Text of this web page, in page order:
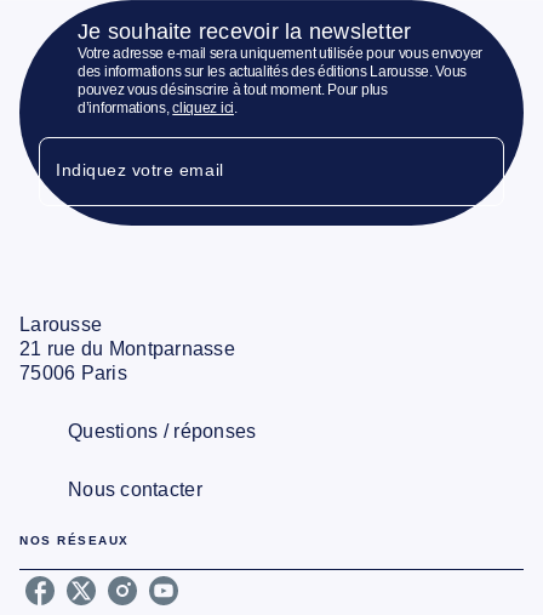
Je souhaite recevoir la newsletter
Votre adresse e-mail sera uniquement utilisée pour vous envoyer
des informations sur les actualités des éditions Larousse. Vous
pouvez vous désinscrire à tout moment. Pour plus
d’informations,cliquez ici.
Indiquez votre email
Larousse
21 rue du Montparnasse
75006 Paris
Questions / réponses
Nous contacter
NOS RÉSEAUX